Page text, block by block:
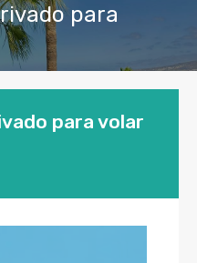
para
para volar